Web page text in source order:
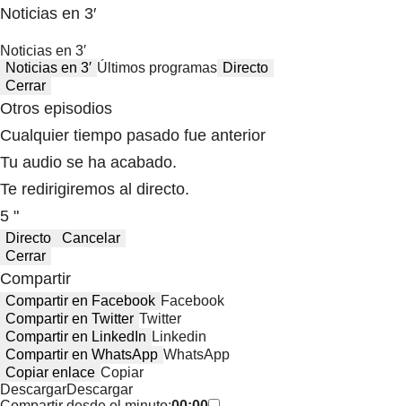
Noticias en 3′
Noticias en 3′
Noticias en 3′ Últimos programas Directo
Cerrar
Otros episodios
Cualquier tiempo pasado fue anterior
Tu audio se ha acabado.
Te redirigiremos al directo.
5 "
Directo
Cancelar
Cerrar
Compartir
Compartir en Facebook Facebook
Compartir en Twitter Twitter
Compartir en LinkedIn Linkedin
Compartir en WhatsApp WhatsApp
Copiar enlace Copiar
DescargarDescargar